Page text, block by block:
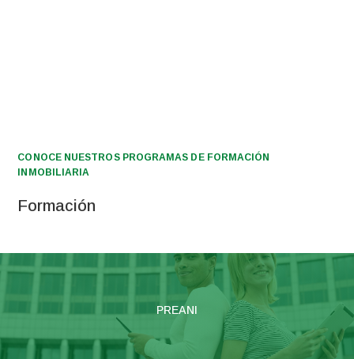
CONOCE NUESTROS PROGRAMAS DE FORMACIÓN
INMOBILIARIA
Formación
PREANI